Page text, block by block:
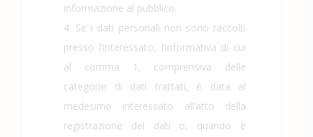
informazione al pubblico.
4. Se i dati personali non sono raccolti
presso l’interessato, l’informativa di cui
al comma 1, comprensiva delle
categorie di dati trattati, è data al
medesimo interessato all’atto della
registrazione dei dati o, quando è